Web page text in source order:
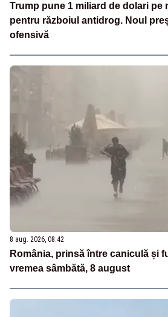
Trump pune 1 miliard de dolari pe
pentru războiul antidrog. Noul
ofensivă
8 aug. 2026, 08:42
România, prinsă între caniculă și
vremea sâmbătă, 8 august